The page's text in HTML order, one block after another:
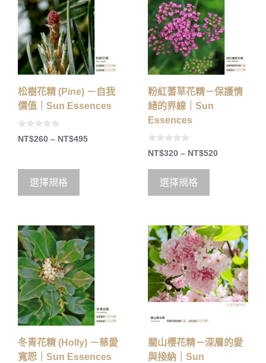
松樹花精 (Pine) －自我
價值｜Sun Essences
0
oNT$260 – NT$495
選擇規格
粉紅蓍草花精－保護情
緒的界線｜Sun
Essences
0
o
5
NT$320 – NT$520
選擇規格
冬青花精 (Holly) －慈愛
寬恕｜Sun Essences
關山櫻花精－深層的愛
與接納｜Sun